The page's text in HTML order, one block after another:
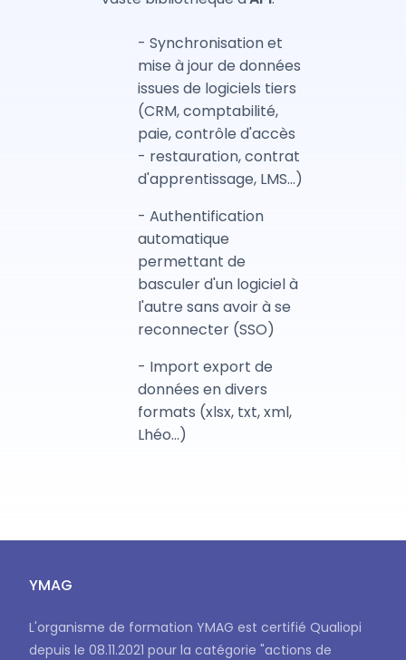
- Synchronisation et
mise à jour de données
issues de logiciels tiers
(CRM, comptabilité,
paie, contrôle d'accès
- restauration, contrat
d'apprentissage, LMS...)
- Authentification
automatique
permettant de
basculer d'un logiciel à
l'autre sans avoir à se
reconnecter (SSO)
- Import export de
données en divers
formats (xlsx, txt, xml,
Lhéo...)
YMAG
L'organisme de formation YMAG est certifié Qualiopi
depuis le 08.11.2021 pour la catégorie "actions de